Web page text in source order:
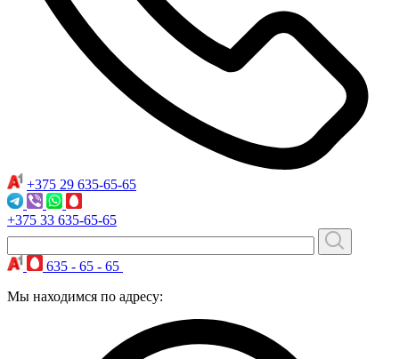
+375 29 635-65-65
+375 33 635-65-65
635 - 65 - 65
Мы находимся по адресу: